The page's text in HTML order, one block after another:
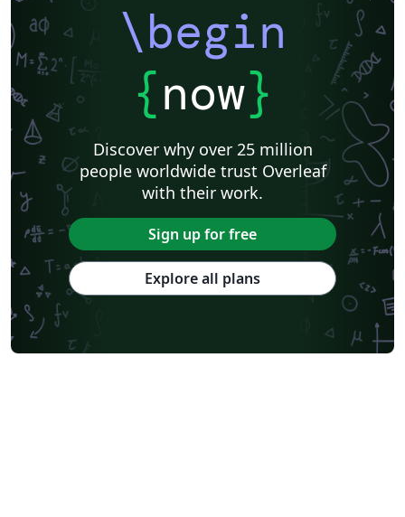
\begin
{now}
Discover why over 25 million
people worldwide trust Overleaf
with their work.
Sign up for free
Explore all plans